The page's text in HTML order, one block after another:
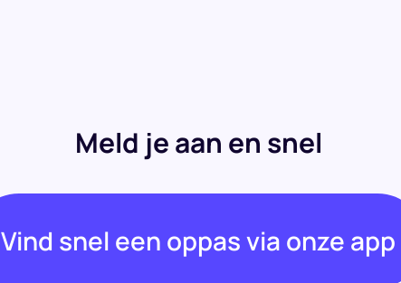
Meld je aan en snel
Vind snel een oppas via onze app